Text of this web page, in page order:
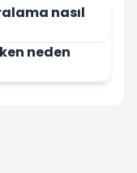
nasıl
neden